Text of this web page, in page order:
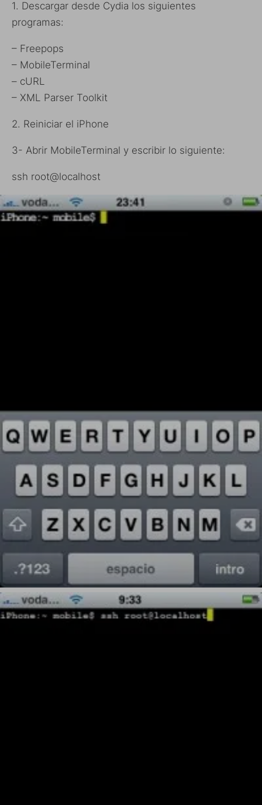
1. Descargar desde Cydia los siguientes
programas:
– Freepops
– MobileTerminal
– cURL
– XML Parser Toolkit
2. Reiniciar el iPhone
3- Abrir MobileTerminal y escribir lo siguiente:
ssh root@localhost